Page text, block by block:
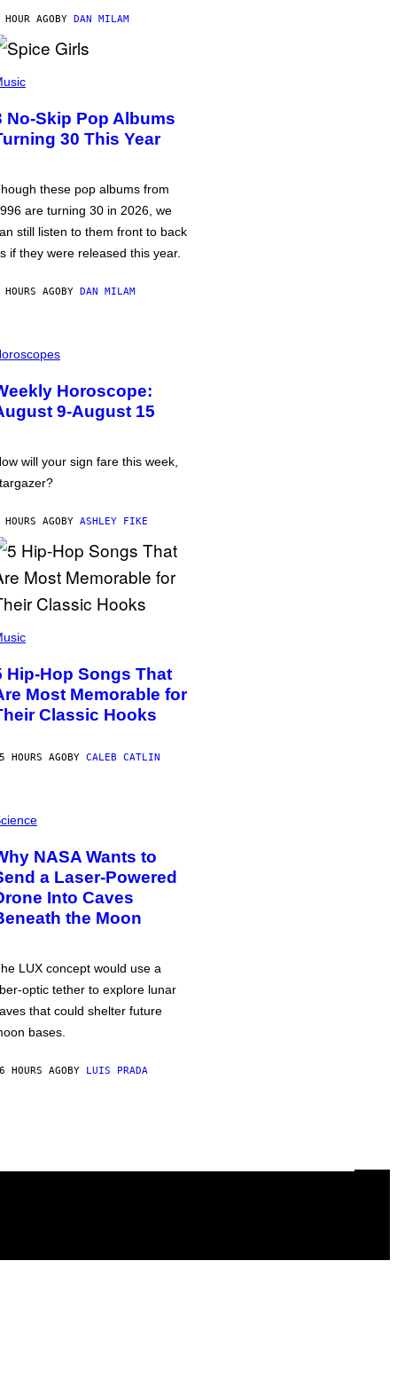
HOUR AGOBY DAN MILAM
No-Skip Pop Albums
30 This Year
these pop albums from
are turning 30 in 2026, we
still listen to them front to back
if they were released this year.
AGOBY DAN MILAM
Horoscope:
9-August 15
will your sign fare this week,
AGOBY ASHLEY FIKE
Hip-Hop Songs That
Most Memorable for
Classic Hooks
HOURS AGOBY CALEB CATLIN
NASA Wants to
a Laser-Powered
Into Caves
the Moon
LUX concept would use a
optic tether to explore lunar
that could shelter future
bases.
HOURS AGOBY LUIS PRADA